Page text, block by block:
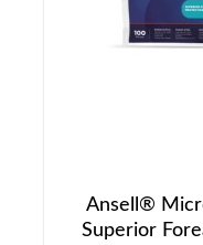
Ansell®
Superior